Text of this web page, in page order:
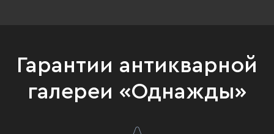
Гарантии антикварной
галереи «Однажды»